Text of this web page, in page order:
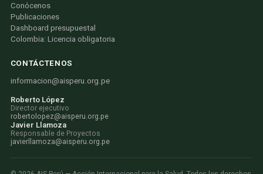
Conócenos
Publicaciones
Dashboard presupuestal
Colombia: Licencia obligatoria
CONTÁCTENOS
informacion@aisperu.org.pe
Roberto López
Director ejecutivo
robertolopez@aisperu.org.pe
Javier Llamoza
Responsable de Proyectos
javierllamoza@aisperu.org.pe